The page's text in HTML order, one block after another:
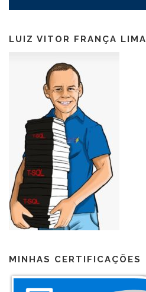
LUIZ VITOR FRANÇA LIMA
MINHAS CERTIFICAÇÕES